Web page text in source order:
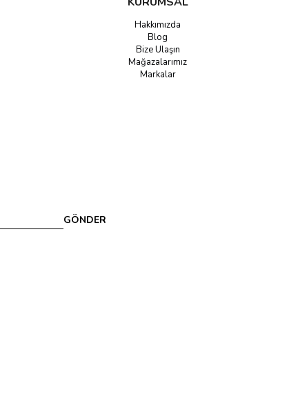
Hakkımızda
Blog
Bize Ulaşın
Mağazalarımız
Markalar
GÖNDER